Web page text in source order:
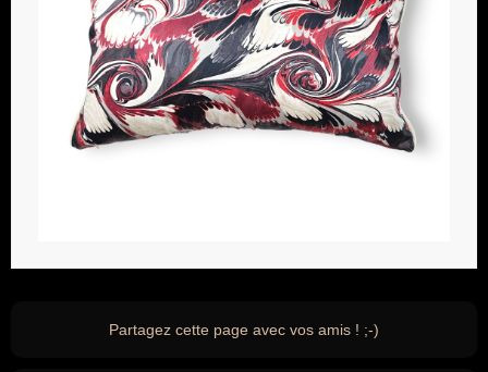
Partagez cette page avec vos amis ! ;-)